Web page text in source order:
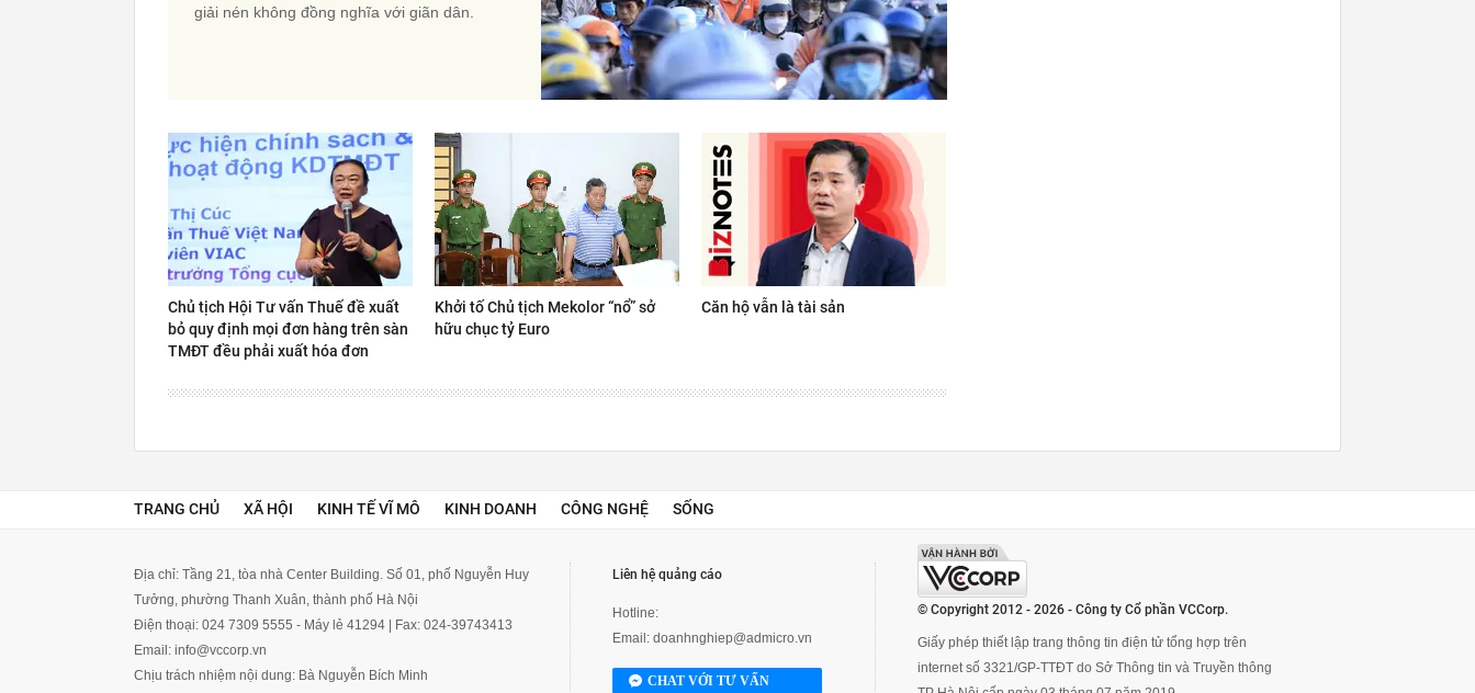
giải nén không đồng nghĩa với giãn dân.
Chủ tịch Hội Tư vấn Thuế đề xuất
bỏ quy định mọi đơn hàng trên sàn
TMĐT đều phải xuất hóa đơn
Khởi tố Chủ tịch Mekolor “nổ” sở
hữu chục tỷ Euro
Căn hộ vẫn là tài sản
TRANG CHỦ XÃ HỘI KINH TẾ VĨ MÔ KINH DOANH CÔNG NGHỆ SỐNG
Địa chỉ: Tầng 21, tòa nhà Center Building. Số 01, phố Nguyễn Huy
Tưởng, phường Thanh Xuân, thành phố Hà Nội
Điện thoại: 024 7309 5555 - Máy lẻ 41294 | Fax: 024-39743413
Email: info@vccorp.vn
Chịu trách nhiệm nội dung: Bà Nguyễn Bích Minh
Liên hệ quảng cáo
Hotline:
Email: doanhnghiep@admicro.vn
CHAT VỚI TƯ VẤN
© Copyright 2012 - 2026 - Công ty Cổ phần VCCorp.
Giấy phép thiết lập trang thông tin điện tử tổng hợp trên
internet số 3321/GP-TTĐT do Sở Thông tin và Truyền thông